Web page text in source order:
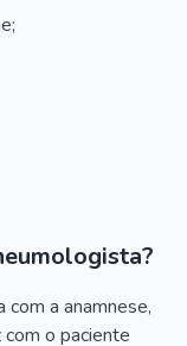
a anamnese,
o paciente